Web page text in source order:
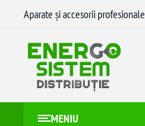
Aparate și accesorii profesionale
MENIU